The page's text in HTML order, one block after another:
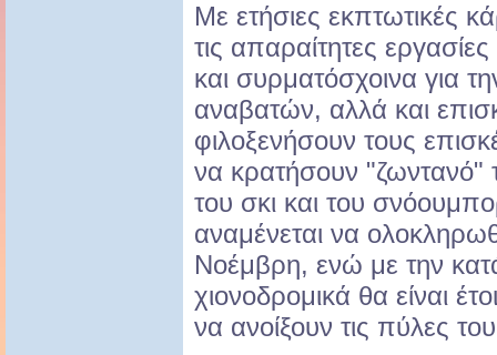
Με ετήσιες εκπτωτικές
τις απαραίτητες
και συρματόσχοινα για
αναβατών, αλλά και
φιλοξενήσουν τους
να κρατήσουν "ζωντανό"
του σκι και του
αναμένεται να
Νοέμβρη, ενώ με την
χιονοδρομικά θα είναι
να ανοίξουν τις πύλες